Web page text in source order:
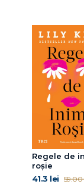
Regele de
roșie
41.3 lei 59.00